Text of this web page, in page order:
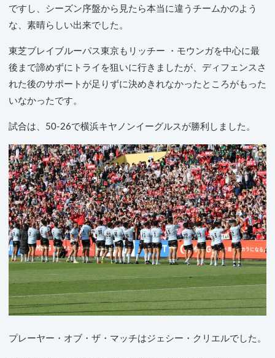
ですし、シーズン序盤から見たら本当に違うチームかのよう
な、素晴らしい出来でした。
東芝ブレイブルーパス東京もリッチー ・モウンガを中心に最
後まで諦めずにトライを狙いに行きましたが、ディフェンスさ
れた後のサポートが足りずに決めきれなかったところがもった
いなかったです。
試合は、50-26で横浜キヤノンイーグルスが勝利しました。
プレーヤー・オブ・ザ・マッチはジェシー・クリエルでした。